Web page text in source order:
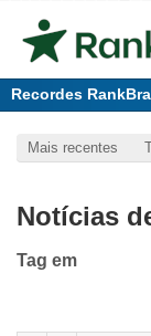
Recordes
Mais recentes
Notícias
Tag em